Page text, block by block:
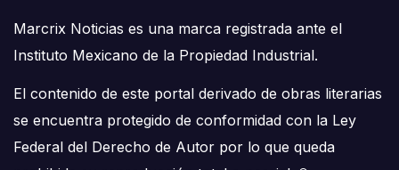
Marcrix Noticias es una marca registrada ante el
Instituto Mexicano de la Propiedad Industrial.
El contenido de este portal derivado de obras literarias
se encuentra protegido de conformidad con la Ley
Federal del Derecho de Autor por lo que queda